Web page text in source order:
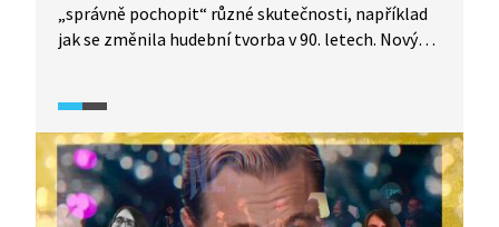
„správně pochopit“ různé skutečnosti, například
jak se změnila hudební tvorba v 90. letech. Nový
zahraniční konkurence a trendů. Už nebyl důležitý
jen kádrový profil umělce, ale prodejnost desek.
A co to vlastně zcela logicky způsobilo? I tomu se
věnuje dokumentární seriál TeleRevize.